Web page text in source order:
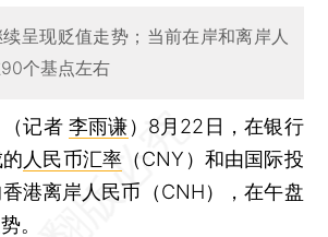
呈现贬值走势；当前在岸和离岸人
个基点左右
（记者李雨谦） 8月22日，在银行
人民币汇率 （CNY）和由国际投
港离岸人民币（CNH），在午盘
。